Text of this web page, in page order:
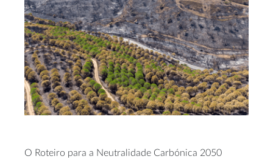
O Roteiro para a Neutralidade Carbónica 2050